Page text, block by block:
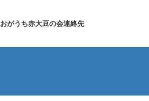
おがうち赤大豆の会連絡先